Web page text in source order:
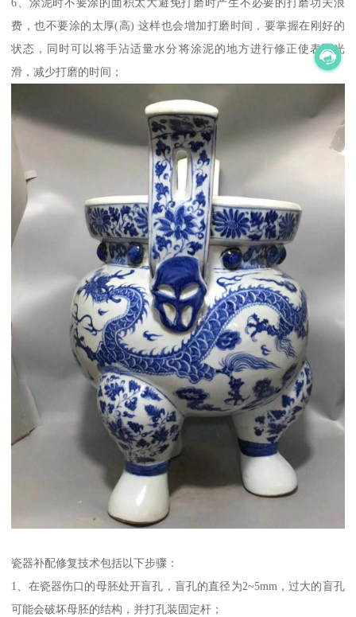
费，也不要涂的太厚(高) 这样也会增加打磨时间，要掌握在刚好的
状态，同时可以将手沾适量水分将涂泥的地方进行修正使表面光
滑，减少打磨的时间；
瓷器补配修复技术包括以下步骤：
1、在瓷器伤口的母胚处开盲孔，盲孔的直径为2~5mm，过大的盲孔
可能会破坏母胚的结构，并打孔装固定杆；